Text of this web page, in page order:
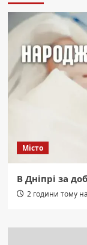
Місто
В Дніпрі за
2 години тому